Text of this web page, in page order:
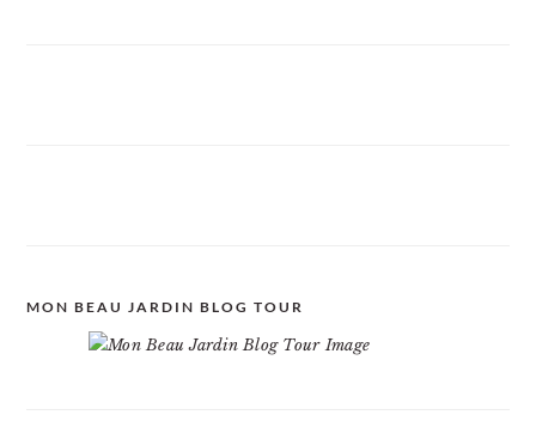
MON BEAU JARDIN BLOG TOUR